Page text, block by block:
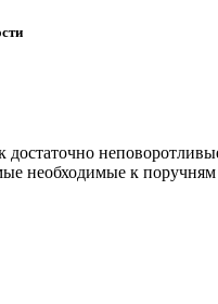
достаточно
необходимые к поручням